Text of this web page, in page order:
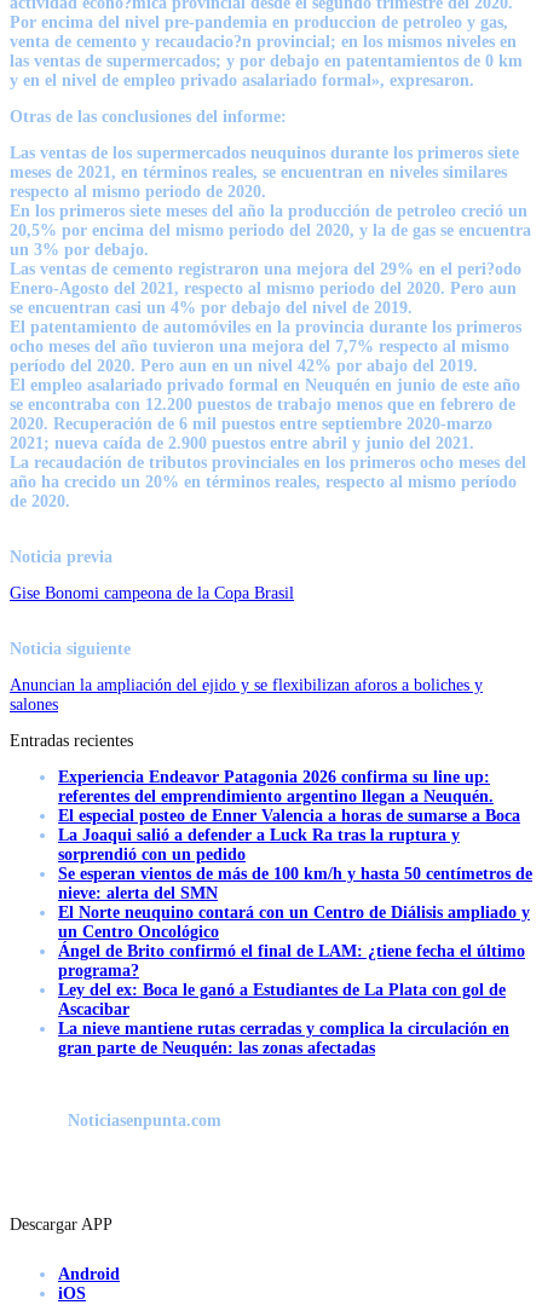
Por encima del nivel pre-pandemia en produccion de petroleo y gas,
venta de cemento y recaudacio?n provincial; en los mismos niveles en
las ventas de supermercados; y por debajo en patentamientos de 0 km
y en el nivel de empleo privado asalariado formal», expresaron.
Otras de las conclusiones del informe:
Las ventas de los supermercados neuquinos durante los primeros siete
meses de 2021, en términos reales, se encuentran en niveles similares
respecto al mismo periodo de 2020.
En los primeros siete meses del año la producción de petroleo creció un
20,5% por encima del mismo periodo del 2020, y la de gas se encuentra
un 3% por debajo.
Las ventas de cemento registraron una mejora del 29% en el peri?odo
Enero-Agosto del 2021, respecto al mismo periodo del 2020. Pero aun
se encuentran casi un 4% por debajo del nivel de 2019.
El patentamiento de automóviles en la provincia durante los primeros
ocho meses del año tuvieron una mejora del 7,7% respecto al mismo
período del 2020. Pero aun en un nivel 42% por abajo del 2019.
El empleo asalariado privado formal en Neuquén en junio de este año
se encontraba con 12.200 puestos de trabajo menos que en febrero de
2020. Recuperación de 6 mil puestos entre septiembre 2020-marzo
2021; nueva caída de 2.900 puestos entre abril y junio del 2021.
La recaudación de tributos provinciales en los primeros ocho meses del
año ha crecido un 20% en términos reales, respecto al mismo período
de 2020.
Noticia previa
Gise Bonomi campeona de la Copa Brasil
Noticia siguiente
Anuncian la ampliación del ejido y se flexibilizan aforos a boliches y
salones
Entradas recientes
Experiencia Endeavor Patagonia 2026 confirma su line up:
referentes del emprendimiento argentino llegan a Neuquén.
El especial posteo de Enner Valencia a horas de sumarse a Boca
La Joaqui salió a defender a Luck Ra tras la ruptura y
sorprendió con un pedido
Se esperan vientos de más de 100 km/h y hasta 50 centímetros de
nieve: alerta del SMN
El Norte neuquino contará con un Centro de Diálisis ampliado y
un Centro Oncológico
Ángel de Brito confirmó el final de LAM: ¿tiene fecha el último
programa?
Ley del ex: Boca le ganó a Estudiantes de La Plata con gol de
Ascacibar
La nieve mantiene rutas cerradas y complica la circulación en
gran parte de Neuquén: las zonas afectadas
Noticiasenpunta.com
Descargar APP
Android
iOS